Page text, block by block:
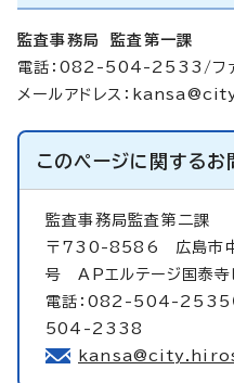
監査事務局 監査第一課
電話：082-504-2533/フ
メールアドレス：
このページに関するお
監査事務局監査第二課
〒730-8586 広島市中
号 APエルテージ国泰
電話：082-504-2535
504-2338